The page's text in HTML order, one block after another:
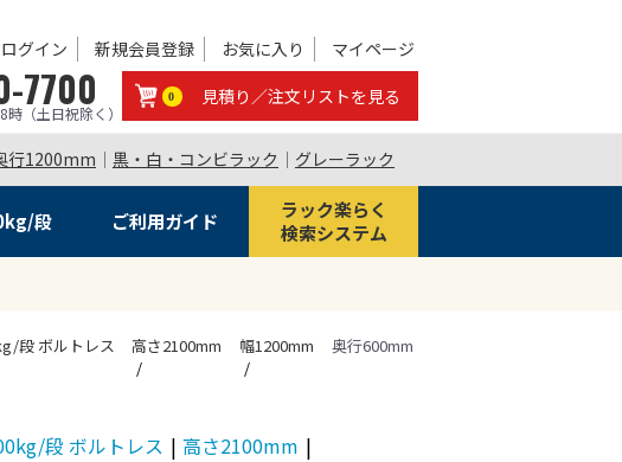
ログイン 新規会員登録 お気に入り マイページ
7700
（土日祝除く）
0 見積り／注文リストを見る
行1200mm ｜ 黒・白・コンビラック ｜ グレーラック
段 ご利用ガイド
ラック楽らく
検索システム
段 ボルトレス 高さ2100mm 幅1200mm 奥行600mm
段 ボルトレス | 高さ2100mm |